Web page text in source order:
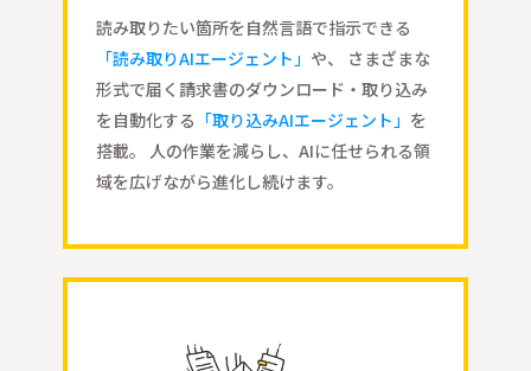
読み取りたい箇所を自然言語で指示できる
「読み取りAIエージェント」 や、 さまざまな
形式で届く請求書のダウンロード・取り込み
を自動化する 「取り込みAIエージェント」 を
搭載。 人の作業を減らし、AIに任せられる領
域を広げながら進化し続けます。